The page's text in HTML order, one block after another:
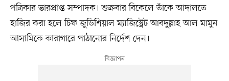
পত্রিকার ভারপ্রাপ্ত সম্পাদক। শুক্রবার বিকেলে তাঁকে আদালতে
হাজির করা হলে চিফ জুডিশিয়াল ম্যাজিস্ট্রেট আবদুল্লাহ আল মামুন
আসামিকে কারাগারে পাঠানোর নির্দেশ দেন।